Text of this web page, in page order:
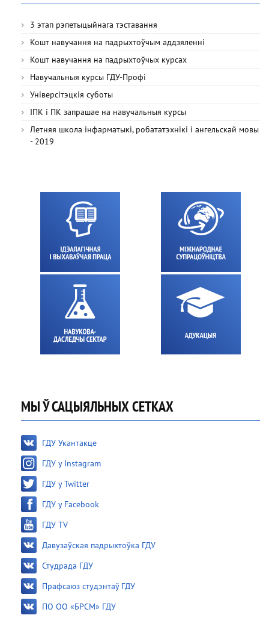
3 этап рэпетыцыйнага тэставання
Кошт навучання на падрыхтоўчым аддзяленні
Кошт навучання на падрыхтоўчых курсах
Навучальныя курсы ГДУ-Профі
Універсітэцкія суботы
ІПК і ПК запрашае на навучальныя курсы
Летняя школа інфарматыкі, робататэхнікі і ангельскай мовы
- 2019
МЫ Ў САЦЫЯЛЬНЫХ СЕТКАХ
ГДУ Укантакце
ГДУ у Instagram
ГДУ у Twitter
ГДУ у Facebook
ГДУ TV
Давузаўская падрыхтоўка ГДУ
Студрада ГДУ
Прафсаюз студэнтаў ГДУ
ПО ОО «БРСМ» ГДУ